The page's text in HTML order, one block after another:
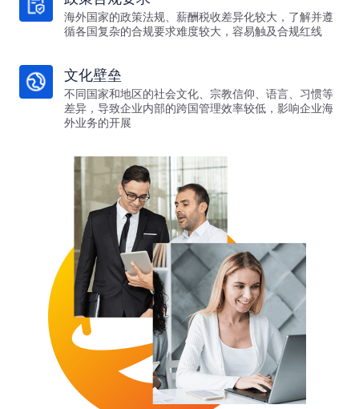
海外国家的政策法规、薪酬税收差异化较大，了解并遵
循各国复杂的合规要求难度较大，容易触及合规红线
文化壁垒
不同国家和地区的社会文化、宗教信仰、语言、习惯等
差异，导致企业内部的跨国管理效率较低，影响企业海
外业务的开展